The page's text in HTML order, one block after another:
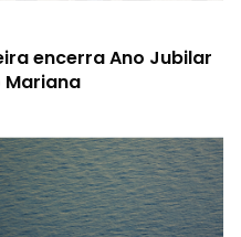
encerra Ano Jubilar
Mariana